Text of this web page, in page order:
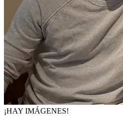
¡HAY IMÁGENES!